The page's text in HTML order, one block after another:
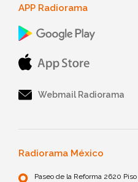
APP Radiorama
Webmail Radiorama
Radiorama México
Paseo de la Reforma 2620